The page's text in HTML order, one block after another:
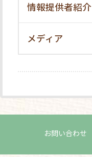
情報提供者紹介
メディア
お問い合わせ